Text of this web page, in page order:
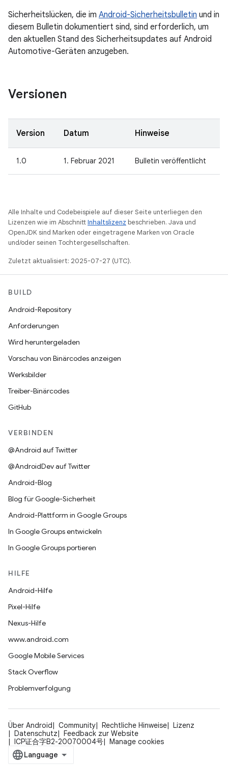
Sicherheitslücken, die im Android-Sicherheitsbulletin und in
diesem Bulletin dokumentiert sind, sind erforderlich, um
den aktuellen Stand des Sicherheitsupdates auf Android
Automotive-Geräten anzugeben.
Versionen
Version Datum Hinweise
1.0 1. Februar 2021 Bulletin veröffentlicht
Alle Inhalte und Codebeispiele auf dieser Seite unterliegen den
Lizenzen wie im AbschnittInhaltslizenz beschrieben. Java und
OpenJDK sind Marken oder eingetragene Marken von Oracle
und/oder seinen Tochtergesellschaften.
Zuletzt aktualisiert: 2025-07-27 (UTC).
BUILD
Android-Repository
Anforderungen
Wird heruntergeladen
Vorschau von Binärcodes anzeigen
Werksbilder
Treiber-Binärcodes
GitHub
VERBINDEN
@Android auf Twitter
@AndroidDev auf Twitter
Android-Blog
Blog für Google-Sicherheit
Android-Plattform in Google Groups
In Google Groups entwickeln
In Google Groups portieren
HILFE
Android-Hilfe
Pixel-Hilfe
Nexus-Hilfe
www.android.com
Google Mobile Services
Stack Overflow
Problemverfolgung
Über Android Community Rechtliche Hinweise
Lizenz
Datenschutz
Feedback zur Website
ICP证合字B2-20070004号
Manage cookies